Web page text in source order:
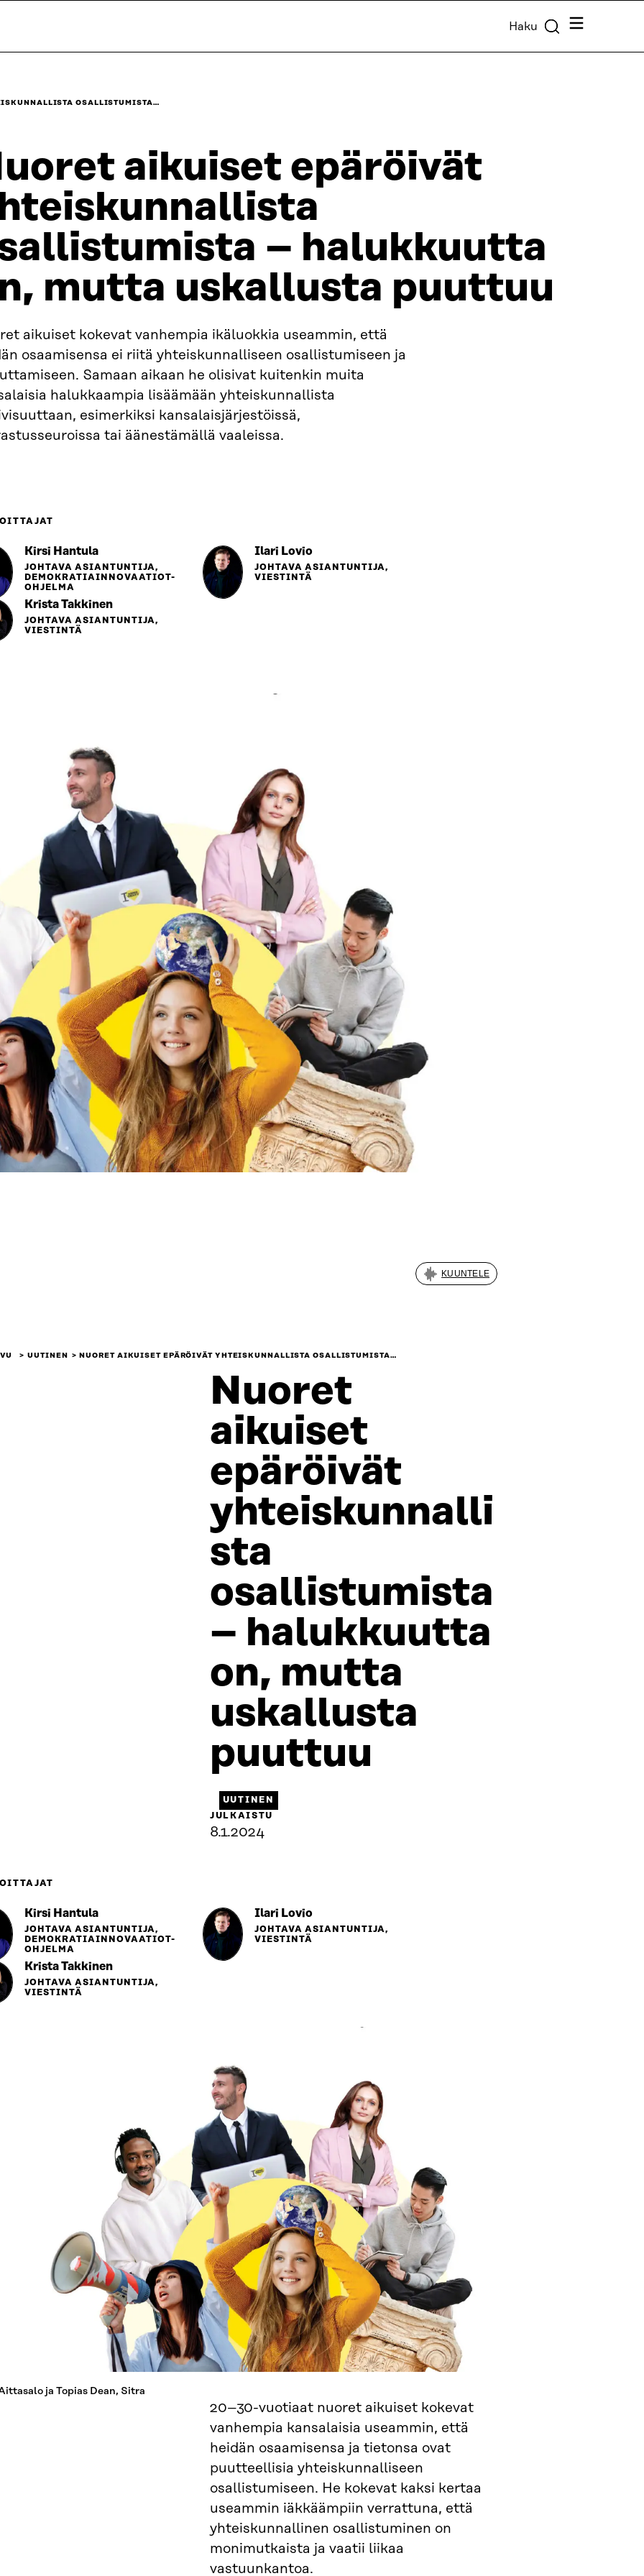
Haku Valikko
OSALLISTUMISTA…
aikuiset epäröivät
– halukkuutta
mutta uskallusta puuttuu
aikuiset kokevat vanhempia ikäluokkia useammin, että
osaamisensa ei riitä yhteiskunnalliseen osallistumiseen ja
Samaan aikaan he olisivat kuitenkin muita
halukkaampia lisäämään yhteiskunnallista
esimerkiksi kansalaisjärjestöissä,
tai äänestämällä vaaleissa.
Kirsi Hantula
JOHTAVA ASIANTUNTIJA,
DEMOKRATIAINNOVAATIOT-
OHJELMA
Ilari Lovio
JOHTAVA ASIANTUNTIJA,
VIESTINTÄ
Krista Takkinen
JOHTAVA ASIANTUNTIJA,
VIESTINTÄ
KUUNTELE
UUTINEN NUORET AIKUISET EPÄRÖIVÄT YHTEISKUNNALLISTA OSALLISTUMISTA…
Nuoret
aikuiset
epäröivät
yhteiskunnalli
sta
osallistumista
– halukkuutta
on, mutta
uskallusta
puuttuu
UUTINEN
JULKAISTU
8.1.2024
Kirsi Hantula
JOHTAVA ASIANTUNTIJA,
DEMOKRATIAINNOVAATIOT-
OHJELMA
Ilari Lovio
JOHTAVA ASIANTUNTIJA,
VIESTINTÄ
Krista Takkinen
JOHTAVA ASIANTUNTIJA,
VIESTINTÄ
ja Topias Dean, Sitra
20–30-vuotiaat nuoret aikuiset kokevat
vanhempia kansalaisia useammin, että
heidän osaamisensa ja tietonsa ovat
puutteellisia yhteiskunnalliseen
osallistumiseen. He kokevat kaksi kertaa
useammin iäkkäämpiin verrattuna, että
yhteiskunnallinen osallistuminen on
monimutkaista ja vaatii liikaa
vastuunkantoa.